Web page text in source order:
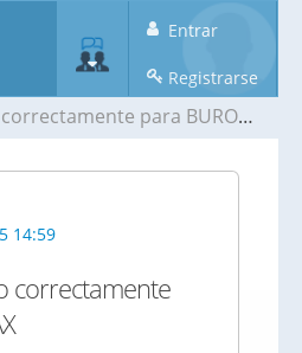
Entrar
Registrarse
para BUROFAX
14:59
correctamente